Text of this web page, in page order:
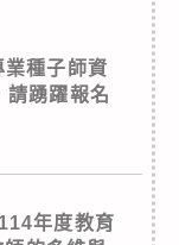
種子師資
請踴躍報名
年度教育